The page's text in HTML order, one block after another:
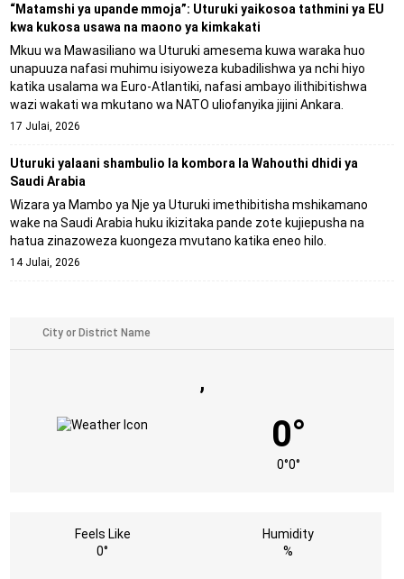
“Matamshi ya upande mmoja”: Uturuki yaikosoa tathmini ya EU
kwa kukosa usawa na maono ya kimkakati
Mkuu wa Mawasiliano wa Uturuki amesema kuwa waraka huo
unapuuza nafasi muhimu isiyoweza kubadilishwa ya nchi hiyo
katika usalama wa Euro-Atlantiki, nafasi ambayo ilithibitishwa
wazi wakati wa mkutano wa NATO uliofanyika jijini Ankara.
17 Julai, 2026
Uturuki yalaani shambulio la kombora la Wahouthi dhidi ya
Saudi Arabia
Wizara ya Mambo ya Nje ya Uturuki imethibitisha mshikamano
wake na Saudi Arabia huku ikizitaka pande zote kujiepusha na
hatua zinazoweza kuongeza mvutano katika eneo hilo.
14 Julai, 2026
,
0°
0°0°
Feels Like
0°
Humidity
%